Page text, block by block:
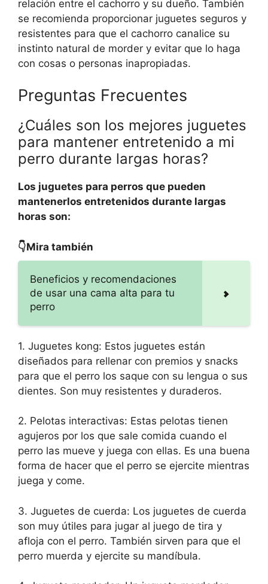
relación entre el cachorro y su dueño. También
se recomienda proporcionar juguetes seguros y
resistentes para que el cachorro canalice su
instinto natural de morder y evitar que lo haga
con cosas o personas inapropiadas.
Preguntas Frecuentes
¿Cuáles son los mejores juguetes
para mantener entretenido a mi
perro durante largas horas?
Los juguetes para perros que pueden
mantenerlos entretenidos durante largas
horas son:
👇Mira también
Beneficios y recomendaciones
de usar una cama alta para tu
perro
1. Juguetes kong: Estos juguetes están
diseñados para rellenar con premios y snacks
para que el perro los saque con su lengua o sus
dientes. Son muy resistentes y duraderos.
2. Pelotas interactivas: Estas pelotas tienen
agujeros por los que sale comida cuando el
perro las mueve y juega con ellas. Es una buena
forma de hacer que el perro se ejercite mientras
juega y come.
3. Juguetes de cuerda: Los juguetes de cuerda
son muy útiles para jugar al juego de tira y
afloja con el perro. También sirven para que el
perro muerda y ejercite su mandíbula.